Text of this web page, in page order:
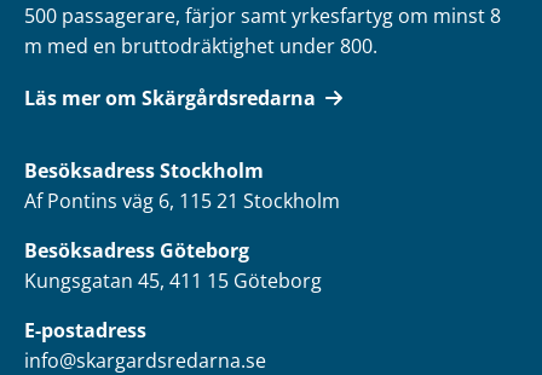
500 passagerare, färjor samt yrkesfartyg om minst 8
m med en bruttodräktighet under 800.
Läs mer om Skärgårdsredarna
BesöksadressStockholm
Af Pontins väg 6, 115 21 Stockholm
Besöksadress Göteborg
Kungsgatan 45, 411 15 Göteborg
E-postadress
info@skargardsredarna.se